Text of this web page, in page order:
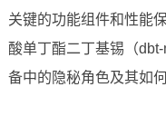
关键的功能组件和性能
酸单丁酯二丁基锡（
备中的隐秘角色及其如